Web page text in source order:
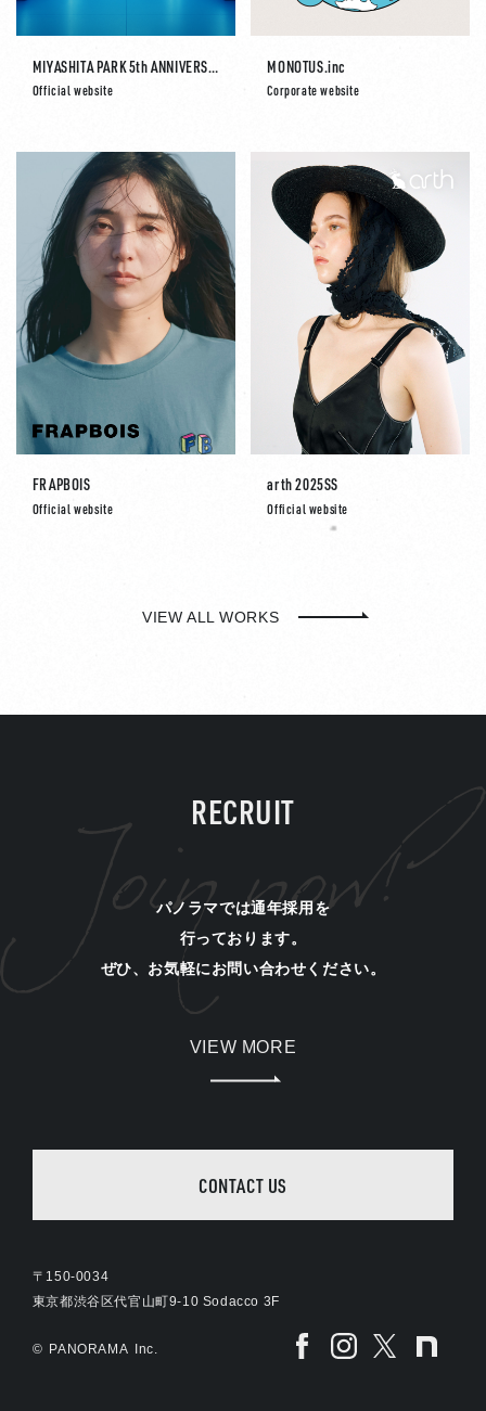
MIYASHITA PARK 5th ANNIVERSARY MIYASHITA LAB
Official website
MONOTUS.inc
Corporate website
FRAPBOIS
Official website
arth 2025SS
Official website
VIEW ALL WORKS
RECRUIT
パノラマでは通年採用を
行っております。
ぜひ、お気軽にお問い合わせください。
VIEW MORE
CONTACT US
〒150-0034
東京都渋谷区代官山町9-10 Sodacco 3F
© PANORAMA Inc.